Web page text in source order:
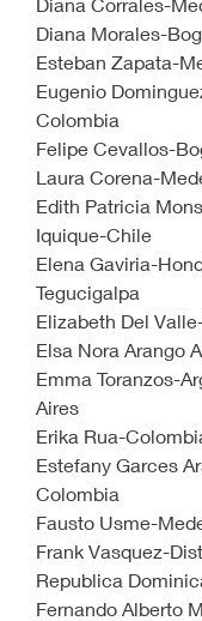
Diana Morales-
Esteban Zapata-
Eugenio
Colombia
Felipe Cevallos-
Laura Corena-
Edith Patricia
Iquique-Chile
Elena Gaviria-
Tegucigalpa
Elizabeth Del
Elsa Nora Arango
Emma Toranzos-
Aires
Erika Rua-
Estefany Garces
Colombia
Fausto Usme-
Frank Vasquez-
Republica
Fernando Alberto